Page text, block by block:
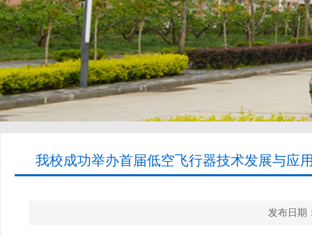
我校成功举办首届低空飞行器技术发展与应
发布日